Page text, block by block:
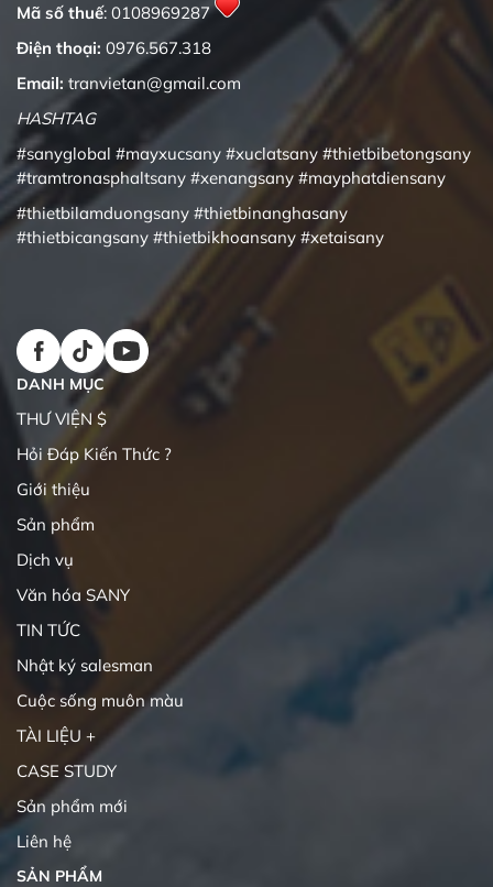
Mã số thuế: 0108969287
Điện thoại: 0976.567.318
Email: tranvietan@gmail.com
HASHTAG
#sanyglobal #mayxucsany #xuclatsany #thietbibetongsany
#tramtronasphaltsany #xenangsany #mayphatdiensany
#thietbilamduongsany #thietbinanghasany
#thietbicangsany #thietbikhoansany #xetaisany
DANH MỤC
THƯ VIỆN $
Hỏi Đáp Kiến Thức ?
Giới thiệu
Sản phẩm
Dịch vụ
Văn hóa SANY
TIN TỨC
Nhật ký salesman
Cuộc sống muôn màu
TÀI LIỆU +
CASE STUDY
Sản phẩm mới
Liên hệ
SẢN PHẨM